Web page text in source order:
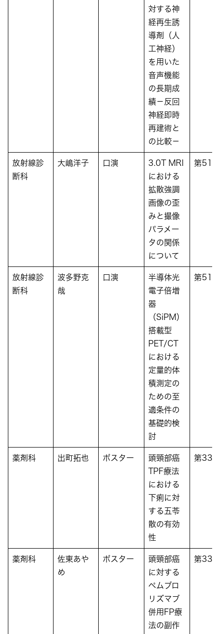
対する神
経再生誘
導剤（人
工神経）
を用いた
音声機能
の長期成
績－反回
神経即時
再建術と
の比較－
放射線診
断科
大嶋洋子 口演
3.0T MRI
における
拡散強調
画像の歪
みと撮像
パラメー
タの関係
について
第51回
放射線診
断科
波多野克
哉
口演
半導体光
電子倍増
器
（SiPM）
搭載型
PET/CT
における
定量的体
積測定の
ための至
適条件の
基礎的検
討
第51回
薬剤科 出町拓也 ポスター
頭頸部癌
TPF療法
における
下痢に対
する五苓
散の有効
性
第33回
薬剤科
佐東あや
め
ポスター
頭頸部癌
に対する
ペムブロ
リズマブ
併用FP療
法の副作
第33回